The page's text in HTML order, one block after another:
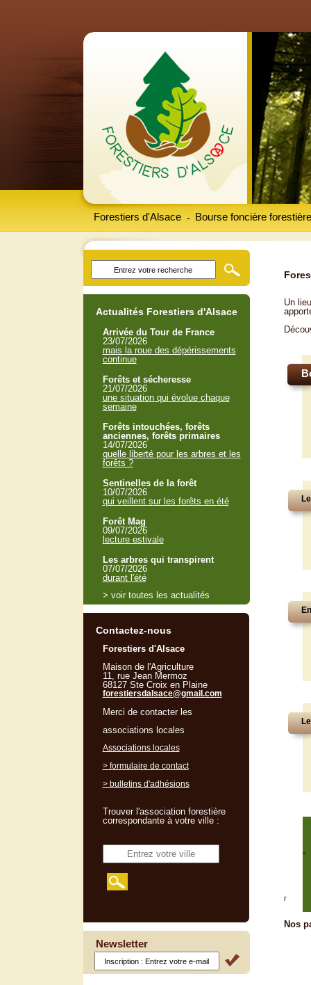
Forestiers d'Alsace Bourse foncière forestière
-
Un
"
r
Nos
Actualités Forestiers d'Alsace
Arrivée du Tour de France
23/07/2026
mais la roue des dépérissements
continue
Forêts et sécheresse
21/07/2026
une situation qui évolue chaque
semaine
Forêts intouchées, forêts
anciennes, forêts primaires
14/07/2026
quelle liberté pour les arbres et les
forêts ?
Sentinelles de la forêt
10/07/2026
qui veillent sur les forêts en été
Forêt Mag
09/07/2026
lecture estivale
Les arbres qui transpirent
07/07/2026
durant l'été
> voir toutes les actualités
Contactez-nous
Forestiers d'Alsace
Maison de l'Agriculture
11, rue Jean Mermoz
68127 Ste Croix en Plaine
forestiersdalsace@gmail.com
Merci de contacter les
associations locales
Associations locales
> formulaire de contact
> bulletins d'adhésions
Trouver l'association forestière
correspondante à votre ville :
Newsletter